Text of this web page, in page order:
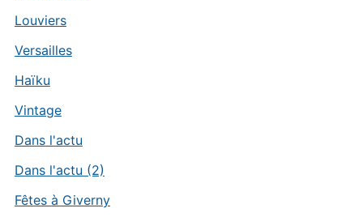
Louviers
Versailles
Haïku
Vintage
Dans l'actu
Dans l'actu (2)
Fêtes à Giverny